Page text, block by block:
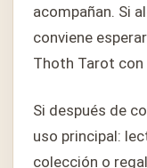
acompañan. Si
conviene
Thoth Tarot
Si después de
uso principal:
colección o